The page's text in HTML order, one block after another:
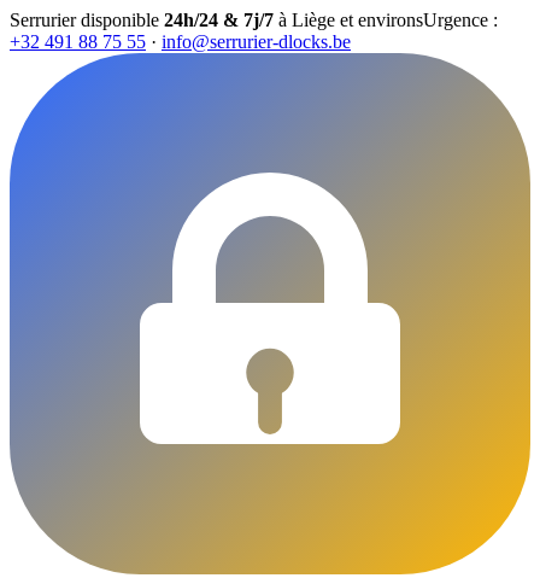
Serrurier disponible 24h/24 & 7j/7 à Liège et environsUrgence :
+32 491 88 75 55 · info@serrurier-dlocks.be